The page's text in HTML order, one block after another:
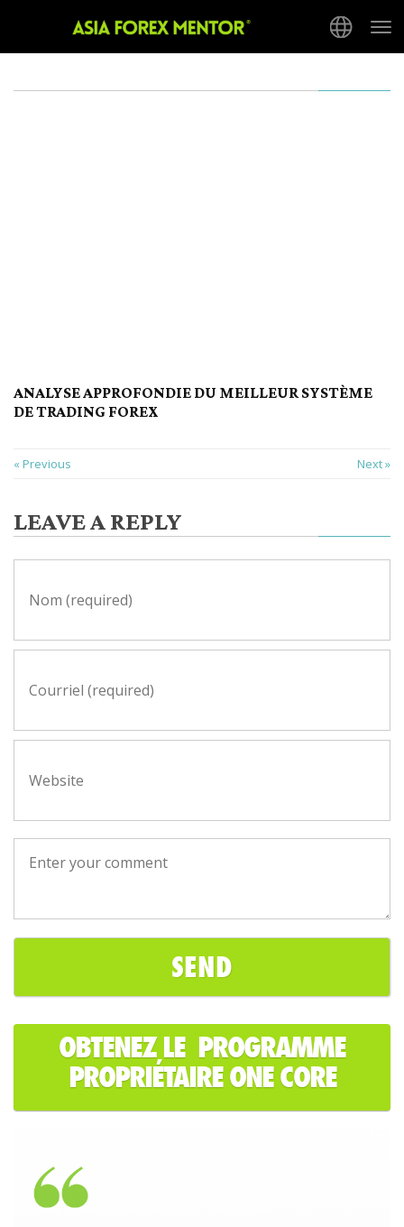
ANALYSE APPROFONDIE DU MEILLEUR SYSTÈME
DE TRADING FOREX
« Previous Next »
LEAVE A REPLY
OBTENEZ LE PROGRAMME
PROPRIÉTAIRE ONE CORE